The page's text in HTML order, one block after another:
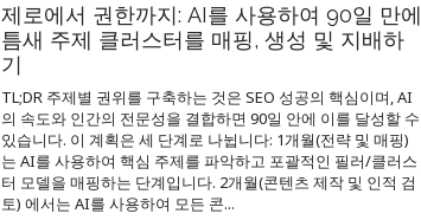
제로에서 권한까지: AI를 사용하여 90일 만에
틈새 주제 클러스터를 매핑, 생성 및 지배하
기
TL;DR 주제별 권위를 구축하는 것은 SEO 성공의 핵심이며, AI
의 속도와 인간의 전문성을 결합하면 90일 안에 이를 달성할 수
있습니다. 이 계획은 세 단계로 나뉩니다: 1개월(전략 및 매핑)
는 AI를 사용하여 핵심 주제를 파악하고 포괄적인 필러/클러스
터 모델을 매핑하는 단계입니다. 2개월(콘텐츠 제작 및 인적 검
토) 에서는 AI를 사용하여 모든 콘...